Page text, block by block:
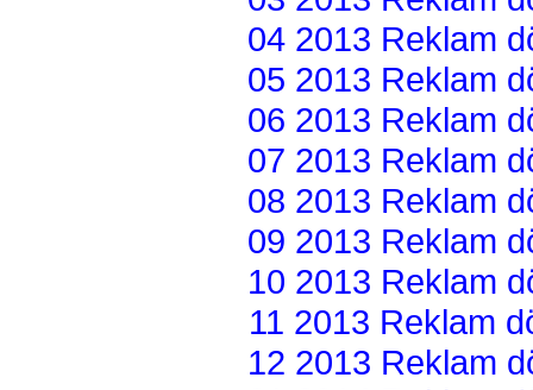
04 2013 Reklam
05 2013 Reklam
06 2013 Reklam
07 2013 Reklam
08 2013 Reklam
09 2013 Reklam
10 2013 Reklam
11 2013 Reklam
12 2013 Reklam